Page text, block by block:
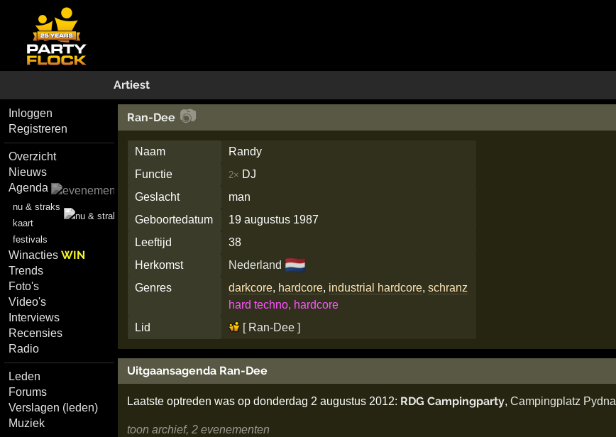
Artiest
Inloggen
Registreren
Overzicht
Nieuws
Agenda
nu & straks
kaart
festivals
WinactiesWIN
Trends
Foto's
Video's
Interviews
Recensies
Radio
Leden
Forums
Verslagen (leden)
Muziek
Ran-Dee 📷
Naam
Randy
Functie
2× DJ
Geslacht
man
Geboortedatum
19 augustus 1987
Leeftijd
38
Herkomst
Nederland 🇳🇱
Genres darkcore, hardcore, industrial hardcore,schranz
hard techno, hardcore
Lid
[ Ran-Dee ]
Uitgaansagenda Ran-Dee
Laatste optreden was op donderdag 2 augustus 2012: RDG Campingparty, Campingplatz Pydna
toon archief, 2 evenementen